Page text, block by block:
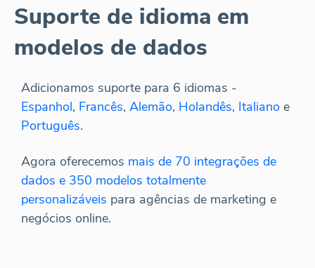
Suporte de idioma em
modelos de dados
Adicionamos suporte para 6 idiomas -
Espanhol, Francês, Alemão, Holandês, Italiano e
Português.
Agora oferecemos mais de 70 integrações de
dados e 350 modelos totalmente
personalizáveis para agências de marketing e
negócios online.